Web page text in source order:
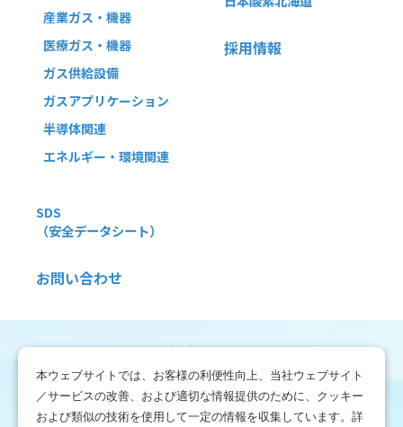
本ウェブサイトでは、お客様の利便性向上、当社ウェブサイト
／サービスの改善、および適切な情報提供のために、クッキー
および類似の技術を使用して一定の情報を収集しています。詳
産業ガス・機器
医療ガス・機器
ガス供給設備
ガスアプリケーション
半導体関連
エネルギー・環境関連
採用情報
SDS
（安全データシート）
お問い合わせ
利用規約
免責事項